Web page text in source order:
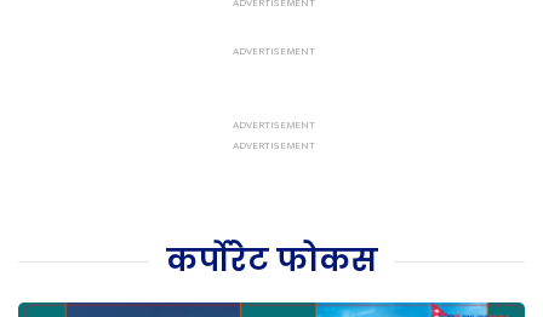
कर्पोरेट फोकस